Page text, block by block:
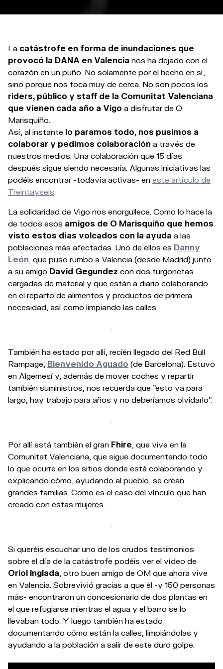
La catástrofe en forma de inundaciones que
provocó la DANA en Valencia nos ha dejado con el
corazón en un puño. No solamente por el hecho en sí,
sino porque nos toca muy de cerca. No son pocos los
riders, público y staff de la Comunitat Valenciana
que vienen cada año a Vigo a disfrutar de O
Marisquiño.
Así, al instante lo paramos todo, nos pusimos a
colaborar y pedimos colaboración a través de
nuestros medios. Una colaboración que 15 días
después sigue siendo necesaria. Algunas iniciativas las
podéis encontrar -todavía activas- en este artículo de
Treintayseis
La solidaridad de Vigo nos enorgullece. Como lo hace la
de todos esos amigos de O Marisquiño que hemos
visto estos días volcados con la ayuda a las
poblaciones más afectadas. Uno de ellos es Danny
León , que puso rumbo a Valencia (desde Madrid) junto
a su amigo David Gegundez con dos furgonetas
cargadas de material y que están a diario colaborando
en el reparto de alimentos y productos de primera
necesidad, así como limpiando las calles.
También ha estado por allí, recién llegado del Red Bull
Rampage, Bienvenido Aguado (de Barcelona). Estuvo
en Algemesí y, además de mover coches y repartir
también suministros, nos recuerda que "esto va para
largo, hay trabajo para años y no deberíamos olvidarlo".
Por allí está también el gran Fhire , que vive en la
Comunitat Valenciana, que sigue documentando todo
lo que ocurre en los sitios donde está colaborando y
explicando cómo, ayudando al pueblo, se crean
grandes familias. Como es el caso del vínculo que han
creado con estas mujeres.
Si queréis escuchar uno de los crudos testimonios
sobre el día de la catástrofe podéis ver el vídeo de
Oriol Inglada , otro buen amigo de OM que ahora vive
en Valencia. Sobrevivió gracias a que él -y 150 personas
más- encontraron un concesionario de dos plantas en
el que refugiarse mientras el agua y el barro se lo
llevaban todo. Y luego también ha estado
documentando cómo están la calles, limpiándolas y
ayudando a la población a salir de este duro golpe.